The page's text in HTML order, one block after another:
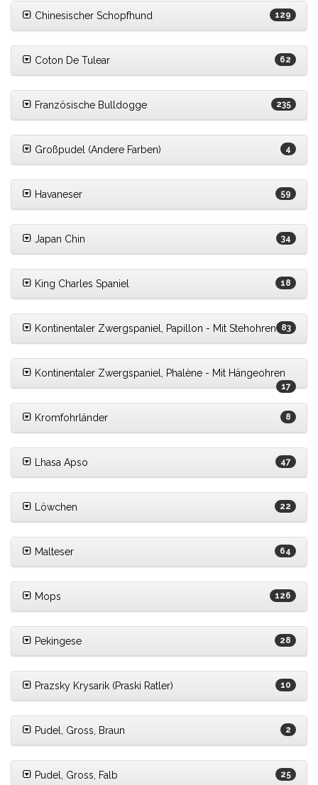
Chinesischer Schopfhund 129
Coton De Tulear 62
Französische Bulldogge 235
Großpudel (Andere Farben) 4
Havaneser 59
Japan Chin 34
King Charles Spaniel 18
Kontinentaler Zwergspaniel, Papillon - Mit Stehohren 83
Kontinentaler Zwergspaniel, Phalène - Mit Hängeohren
17
Kromfohrländer 8
Lhasa Apso 47
Löwchen 22
Malteser 64
Mops 126
Pekingese 28
Prazsky Krysarik (Praski Ratler) 10
Pudel, Gross, Braun 2
Pudel, Gross, Falb 25